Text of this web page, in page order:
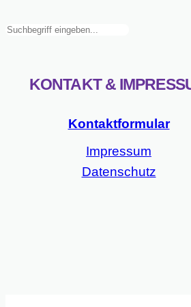
Suchen
KONTAKT &
Kontaktformular
Impressum
Datenschutz